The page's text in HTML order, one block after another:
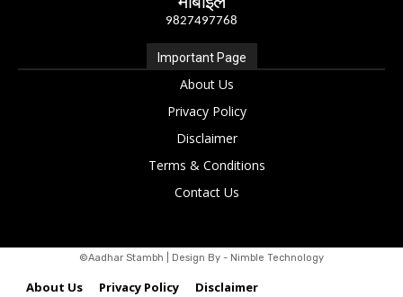
9827497768
Important Page
About Us
Privacy Policy
Disclaimer
Terms & Conditions
Contact Us
©Aadhar Stambh | Design By - Nimble Technology
About Us Privacy Policy Disclaimer